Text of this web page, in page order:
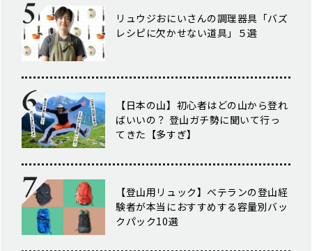
リュウジおにいさんの調理器具「バズ
レシピに欠かせない道具」５選
【日本の山】初心者はどの山から登れ
ばいいの？ 登山ガチ勢に聞いて行っ
てきた【多すぎ】
【登山用リュック】ベテランの登山経
験者が本当におすすめする容量別バッ
クパック10選